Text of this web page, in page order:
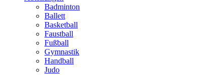
Badminton
Ballett
Basketball
Faustball
Fußball
Gymnastik
Handball
Judo